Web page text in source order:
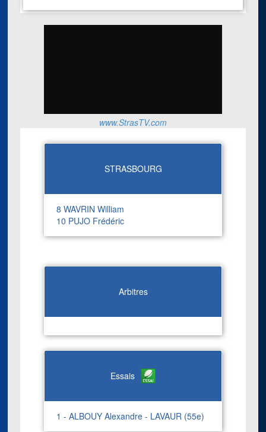
www.StrasTV.com
STRASBOURG
8 WAVRIN William
10 PUJO Frédéric
Arbitres
Essais
1 - ALBOUY Alexandre - LAVAUR (55e)